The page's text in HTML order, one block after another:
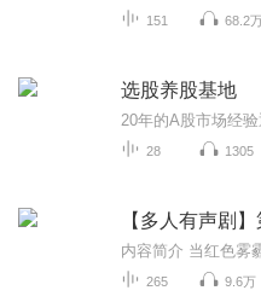
151 68.2
选股养股基地
28 1305
【多人有声剧
265 9.6万